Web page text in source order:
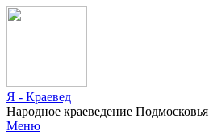
Я - Краевед
Народное краеведение Подмосковья
Меню